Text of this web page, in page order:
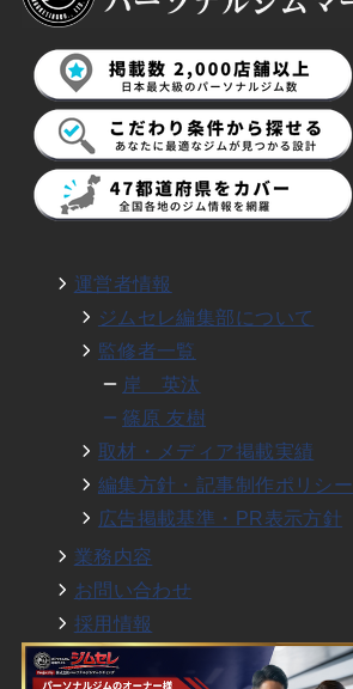
運営者情報
ジムセレ編集部について
監修者一覧
岸 英汰
篠原 友樹
取材・メディア掲載実績
編集方針・記事制作ポリシー
広告掲載基準・PR表示方針
業務内容
お問い合わせ
採用情報